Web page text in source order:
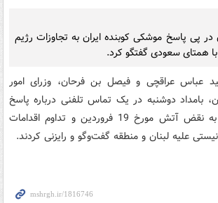
پی پاسخ موشکی کوبنده ایران به تجاوزات رژیم
همتای سعودی گفتگو کرد.
عباس عراقچی و فیصل بن فرحان، وزرای امور
بامداد دوشنبه در یک تماس تلفنی درباره پاسخ
نیروهای مسلح ایران به نقض آتش مورخ 19 فروردین و تداوم اقدامات
علیه لبنان و منطقه گفت‌وگو و رایزنی کردند.